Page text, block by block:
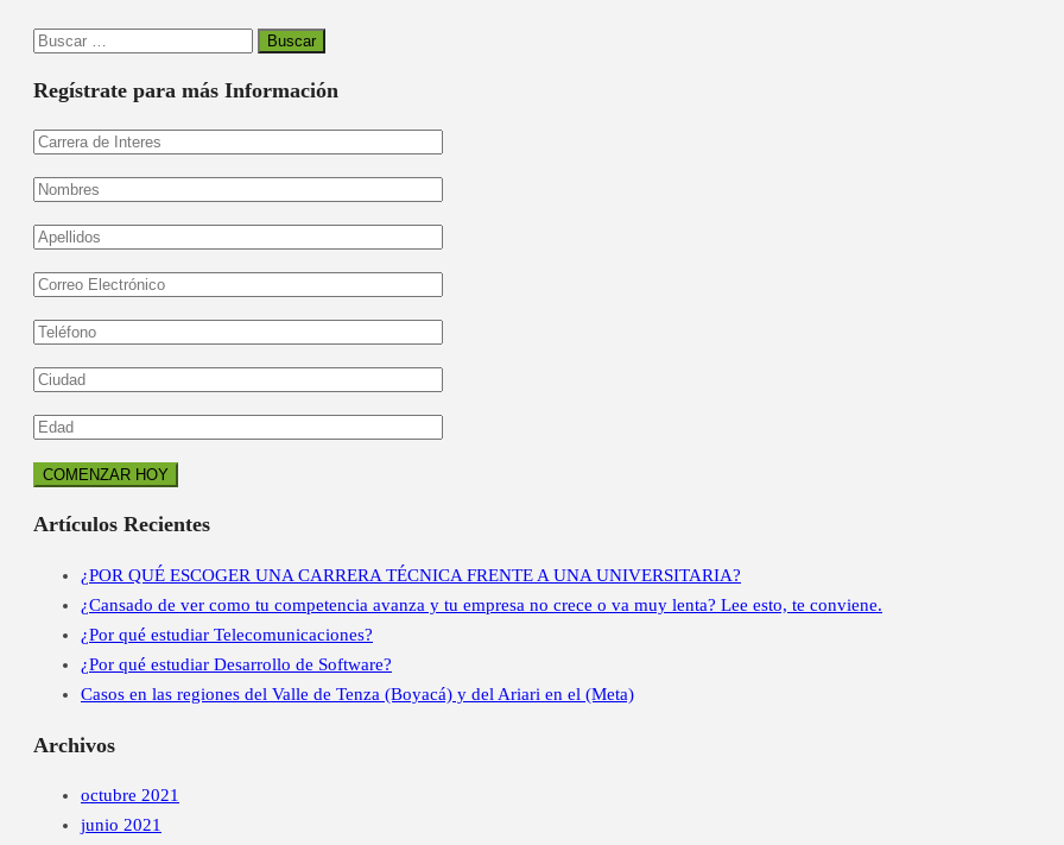
Buscar:
Regístrate para más Información
Artículos Recientes
¿POR QUÉ ESCOGER UNA CARRERA TÉCNICA FRENTE A UNA UNIVERSITARIA?
¿Cansado de ver como tu competencia avanza y tu empresa no crece o va muy lenta? Lee esto, te conviene.
¿Por qué estudiar Telecomunicaciones?
¿Por qué estudiar Desarrollo de Software?
Casos en las regiones del Valle de Tenza (Boyacá) y del Ariari en el (Meta)
Archivos
octubre 2021
junio 2021